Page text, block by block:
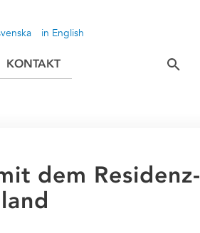
in English
KONTAKT
dem Residenz-